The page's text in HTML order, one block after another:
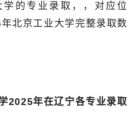
学的专业录取，，对应位
北京工业大学完整录取数
2025年在辽宁各专业录取